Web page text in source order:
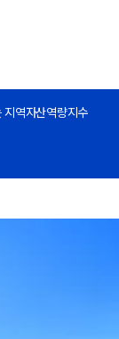
역자산역량지수